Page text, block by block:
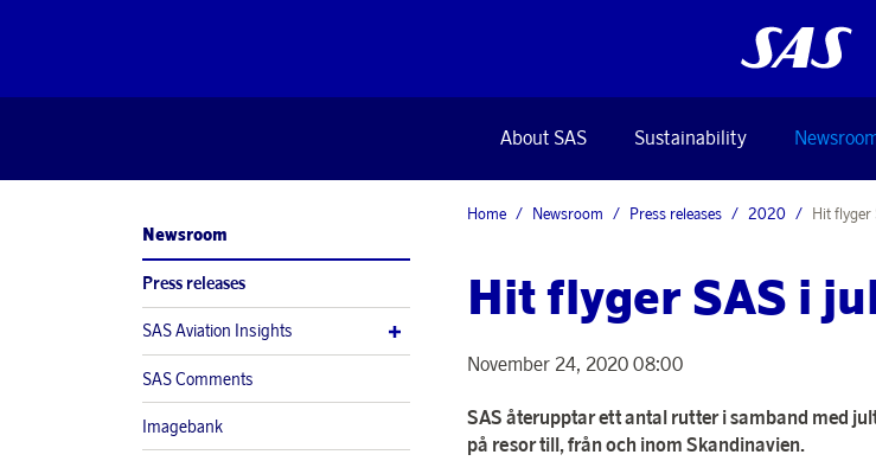
About SAS Sustainability
Newsroom
Press releases
SAS Aviation Insights
SAS Comments
Imagebank
Home Newsroom Press releases 2020 Hit flyger
Hit flyger SAS i
November 24, 2020 08:00
SAS återupptar ett antal rutter i samband med
på resor till, från och inom Skandinavien.